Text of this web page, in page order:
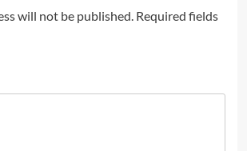
will not be published. Required fields